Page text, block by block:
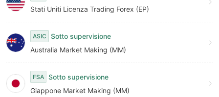
Stati Uniti Licenza Trading Forex (EP)
ASIC
Sotto supervisione
Australia Market Making (MM)
FSA Sotto supervisione
Giappone Market Making (MM)